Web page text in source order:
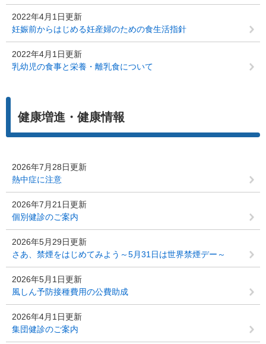
2022年4月1日更新
妊娠前からはじめる妊産婦のための食生活指針
2022年4月1日更新
乳幼児の食事と栄養・離乳食について
健康増進・健康情報
2026年7月28日更新
熱中症に注意
2026年7月21日更新
個別健診のご案内
2026年5月29日更新
さあ、禁煙をはじめてみよう～5月31日は世界禁煙デー～
2026年5月1日更新
風しん予防接種費用の公費助成
2026年4月1日更新
集団健診のご案内